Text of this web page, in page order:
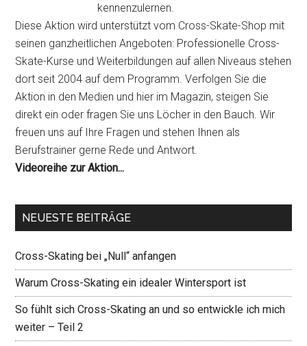
kennenzulernen.
Diese Aktion wird unterstützt vom Cross-Skate-Shop mit
seinen ganzheitlichen Angeboten: Professionelle Cross-
Skate-Kurse und Weiterbildungen auf allen Niveaus stehen
dort seit 2004 auf dem Programm. Verfolgen Sie die
Aktion in den Medien und hier im Magazin, steigen Sie
direkt ein oder fragen Sie uns Löcher in den Bauch. Wir
freuen uns auf Ihre Fragen und stehen Ihnen als
Berufstrainer gerne Rede und Antwort.
Videoreihe zur Aktion...
NEUESTE BEITRÄGE
Cross-Skating bei „Null“ anfangen
Warum Cross-Skating ein idealer Wintersport ist
So fühlt sich Cross-Skating an und so entwickle ich mich
weiter – Teil 2